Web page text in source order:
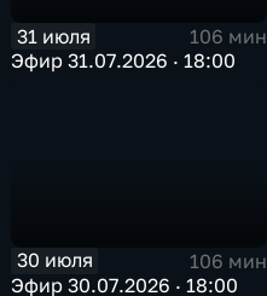
31 июля
106 мин
Эфир 31.07.2026 · 18:00
30 июля
106 мин
Эфир 30.07.2026 · 18:00